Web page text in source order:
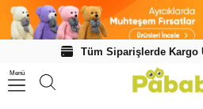
Tüm Siparişlerde Kargo
Menü